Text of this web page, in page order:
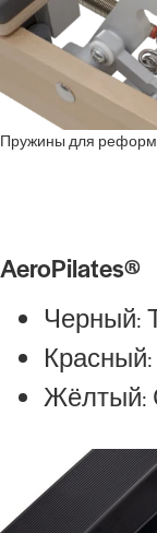
Пружины для
AeroPilates®
Черный:
Красный:
Жёлтый: